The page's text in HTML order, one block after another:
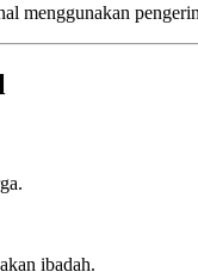
menggunakan
ibadah.